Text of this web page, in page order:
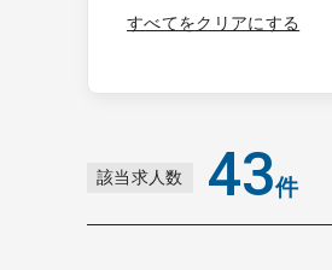
すべてをクリアにする
該当求人数 43件